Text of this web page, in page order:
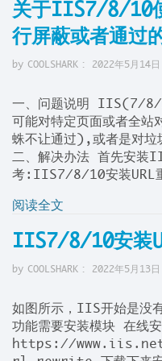
关于IIS7/8/10
行屏蔽或者通过
by COOLSHARK : 2022年5月14日
一、问题说明 IIS(7/8/
可能对特定页面或者全站
蛛不让通过),或者是对垃
二、解决办法 首先安装
考:IIS7/8/10安装
阅读全文
IIS7/8/10安装
by COOLSHARK : 2022年5月13日
如图所示，IIS开始是没
功能需要安装模块 在线
https://